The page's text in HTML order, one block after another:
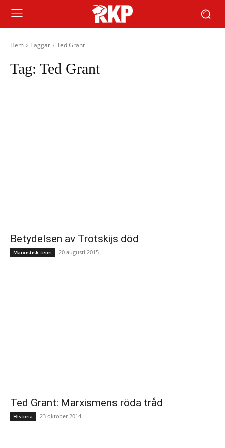
Hem Taggar Ted Grant
Tag: Ted Grant
Betydelsen av Trotskijs död
Marxistisk teori 20 augusti 2015
Ted Grant: Marxismens röda tråd
Historia 23 oktober 2014